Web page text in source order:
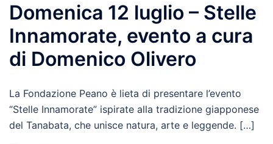
Domenica 12 luglio – Stelle
Innamorate, evento a cura
di Domenico Olivero
La Fondazione Peano è lieta di presentare l’evento
“Stelle Innamorate” ispirate alla tradizione giapponese
del Tanabata, che unisce natura, arte e leggende. […]